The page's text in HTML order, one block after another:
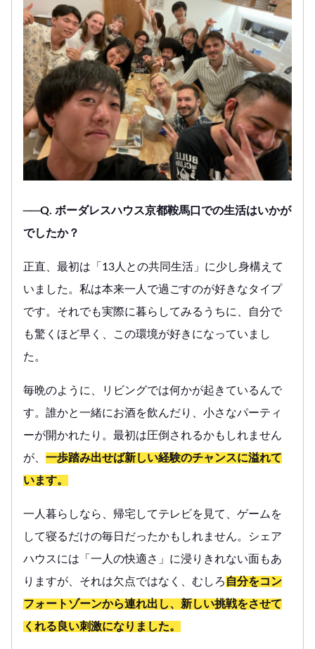
──Q. ボーダレスハウス京都鞍馬口での生活はいかが
でしたか？
正直、最初は「13人との共同生活」に少し身構えて
いました。私は本来一人で過ごすのが好きなタイプ
です。それでも実際に暮らしてみるうちに、自分で
も驚くほど早く、この環境が好きになっていまし
た。
毎晩のように、リビングでは何かが起きているんで
す。誰かと一緒にお酒を飲んだり、小さなパーティ
ーが開かれたり。最初は圧倒されるかもしれません
が、 一歩踏み出せば新しい経験のチャンスに溢れて
います。
一人暮らしなら、帰宅してテレビを見て、ゲームを
して寝るだけの毎日だったかもしれません。シェア
ハウスには「一人の快適さ」に浸りきれない面もあ
りますが、それは欠点ではなく、むしろ 自分をコン
フォートゾーンから連れ出し、新しい挑戦をさせて
くれる良い刺激になりました。